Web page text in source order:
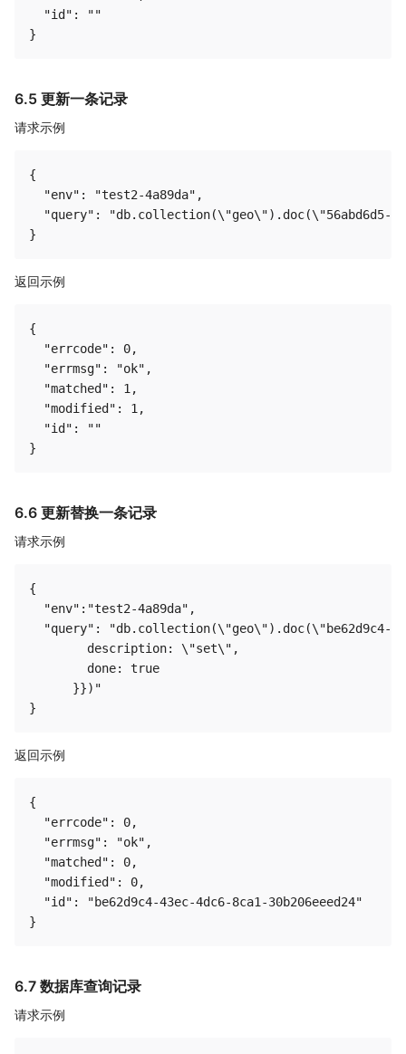
  "id": ""
6.5 更新一条记录
请求示例
{
  "env": "test2-4a89da",
"query": "db.collection(\"geo\").doc(\"56abd6d5-
返回示例
{
  "errcode": 0,
  "errmsg": "ok",
  "matched": 1,
  "modified": 1,
  "id": ""
6.6 更新替换一条记录
请求示例
{
  "env":"test2-4a89da",
"query": "db.collection(\"geo\").doc(\"be62d9c4-
        description: \"set\",
        done: true
      }})"
返回示例
{
  "errcode": 0,
  "errmsg": "ok",
  "matched": 0,
  "modified": 0,
  "id": "be62d9c4-43ec-4dc6-8ca1-30b206eeed24"
6.7 数据库查询记录
请求示例